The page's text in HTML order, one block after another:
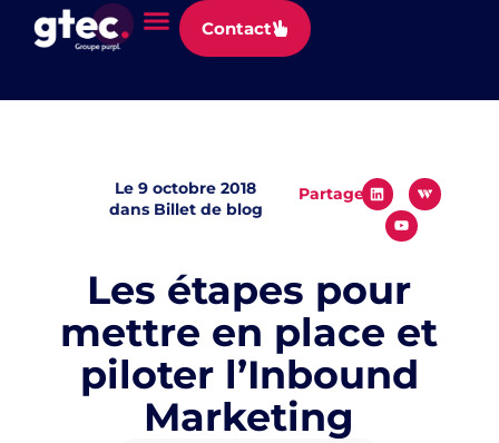
Panneau de gestion des cookies
Contact
Le9 octobre 2018
dans Billet de blog
Partager
Les étapes pour
mettre en place et
piloter l’Inbound
Marketing